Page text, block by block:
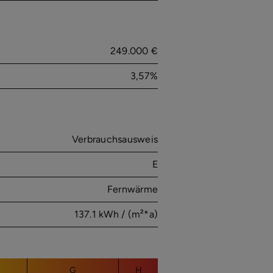
249.000 €
3,57%
Verbrauchsausweis
E
Fernwärme
137.1 kWh / (m²*a)
G H